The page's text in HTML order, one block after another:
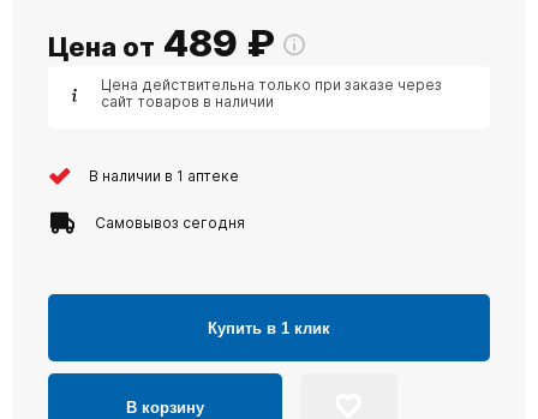
Цена от 489 ₽
Цена действительна только при заказе через
сайт товаров в наличии
В наличии в 1 аптеке
Самовывоз сегодня
Купить в 1 клик
В корзину